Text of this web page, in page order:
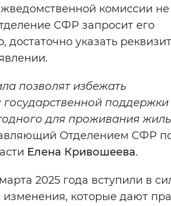
комиссии не
СФР запросит его
достаточно указать
позволят избежать
государственной
для проживания
Отделением СФР
Елена Кривошеева.
2025 года вступили в
которые дают